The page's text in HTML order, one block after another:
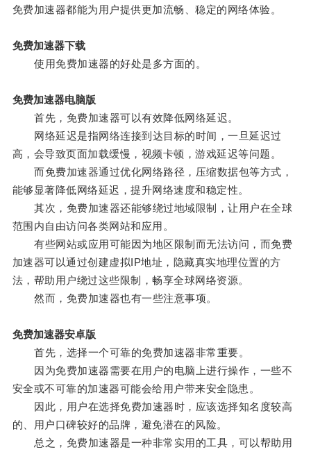
免费加速器都能为用户提供更加流畅、稳定的网络体验。
免费加速器下载
使用免费加速器的好处是多方面的。
免费加速器电脑版
首先，免费加速器可以有效降低网络延迟。
网络延迟是指网络连接到达目标的时间，一旦延迟过
高，会导致页面加载缓慢，视频卡顿，游戏延迟等问题。
而免费加速器通过优化网络路径，压缩数据包等方式，
能够显著降低网络延迟，提升网络速度和稳定性。
其次，免费加速器还能够绕过地域限制，让用户在全球
范围内自由访问各类网站和应用。
有些网站或应用可能因为地区限制而无法访问，而免费
加速器可以通过创建虚拟IP地址，隐藏真实地理位置的方
法，帮助用户绕过这些限制，畅享全球网络资源。
然而，免费加速器也有一些注意事项。
免费加速器安卓版
首先，选择一个可靠的免费加速器非常重要。
因为免费加速器需要在用户的电脑上进行操作，一些不
安全或不可靠的加速器可能会给用户带来安全隐患。
因此，用户在选择免费加速器时，应该选择知名度较高
的、用户口碑较好的品牌，避免潜在的风险。
总之，免费加速器是一种非常实用的工具，可以帮助用